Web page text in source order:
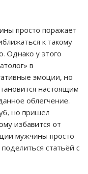
просто поражает
к такому
Однако у этого
в
эмоции, но
настоящим
облегчение.
но пришел
избавится от
мужчины просто
статьёй с